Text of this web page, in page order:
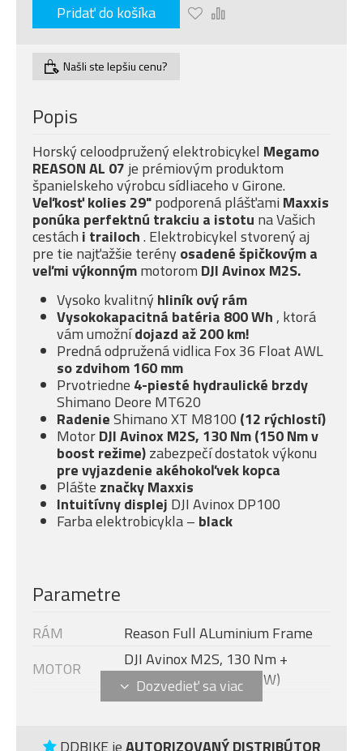
Pridať do košíka
Našli ste lepšiu cenu?
DDBIKE jeAUTORIZOVANÝ DISTRIBÚTOR
Popis
Horský celoodpružený elektrobicykel Megamo
REASON AL 07 je prémiovým produktom
španielskeho výrobcu sídliaceho v Girone.
Veľkosť kolies 29"podporená plášťami Maxxis
ponúka perfektnú trakciu a istotu na Vašich
cestách i trailoch. Elektrobicykel stvorený aj
pre tie najťažšie terény osadené špičkovým a
veľmivýkonnýmmotorom DJI Avinox M2S.
Vysoko kvalitný hliníkový rám
Vysokokapacitná batéria 800 Wh , ktorá
vám umožnídojazd až 200 km!
Predná odpružená vidlica Fox 36 Float AWL
sozdvihom 160 mm
Prvotriedne 4-piesté hydraulické brzdy
Shimano Deore MT620
RadenieShimano XT M8100 (12 rýchlostí)
MotorDJI Avinox M2S, 130 Nm (150 Nm v
boost režime)zabezpečí dostatok výkonu
pre vyjazdenie akéhokoľvek kopca
Plášte značky Maxxis
Intuitívny displej DJI Avinox DP100
Farba elektrobicykla – black
Parametre
RÁM
Reason Full ALuminium Frame
MOTOR
DJI Avinox M2S, 130 Nm +
boost - 150 Nm (1300 W)
Veľkosť rámu XL